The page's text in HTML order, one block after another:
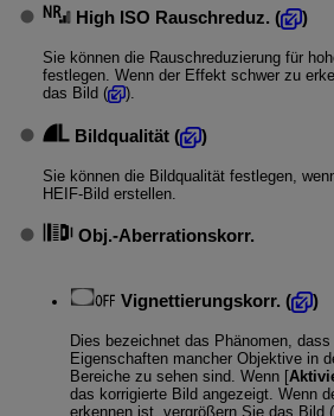
High ISO Rauschreduz. ( )
Sie können die Rauschreduzierung für
festlegen. Wenn der Effekt schwer zu
das Bild (
).
Bildqualität( )
Sie können die Bildqualität festlegen,
HEIF-Bild erstellen.
Obj.-Aberrationskorr.
Vignettierungskorr. ( )
Dies bezeichnet das Phänomen, dass
Eigenschaften mancher Objektive in
Bereiche zu sehen sind. Wenn [
das korrigierte Bild angezeigt. Wenn
erkennen ist, vergrößern Sie das Bild (